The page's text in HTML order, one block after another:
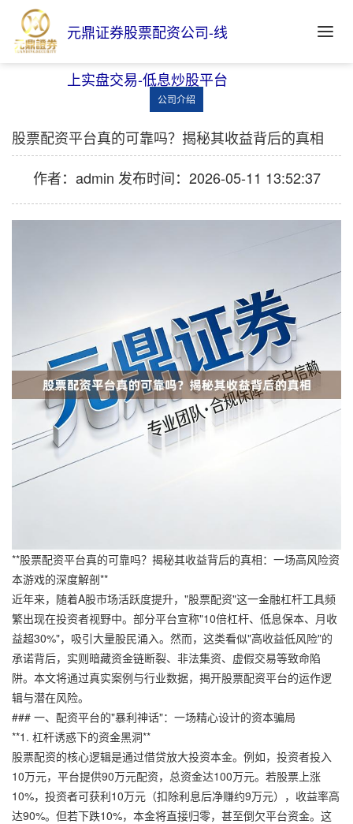
元鼎证券股票配资公司-线
上实盘交易-低息炒股平台
公司介绍
股票配资平台真的可靠吗？揭秘其收益背后的真相
作者：admin 发布时间：2026-05-11 13:52:37
**股票配资平台真的可靠吗？揭秘其收益背后的真相：一场高风险资
本游戏的深度解剖**
近年来，随着A股市场活跃度提升，"股票配资"这一金融杠杆工具频
繁出现在投资者视野中。部分平台宣称"10倍杠杆、低息保本、月收
益超30%"，吸引大量股民涌入。然而，这类看似"高收益低风险"的
承诺背后，实则暗藏资金链断裂、非法集资、虚假交易等致命陷
阱。本文将通过真实案例与行业数据，揭开股票配资平台的运作逻
辑与潜在风险。
### 一、配资平台的"暴利神话"：一场精心设计的资本骗局
**1. 杠杆诱惑下的资金黑洞**
股票配资的核心逻辑是通过借贷放大投资本金。例如，投资者投入
10万元，平台提供90万元配资，总资金达100万元。若股票上涨
10%，投资者可获利10万元（扣除利息后净赚约9万元），收益率高
达90%。但若下跌10%，本金将直接归零，甚至倒欠平台资金。这